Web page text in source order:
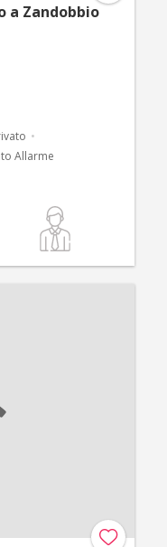
a Zandobbio
Allarme